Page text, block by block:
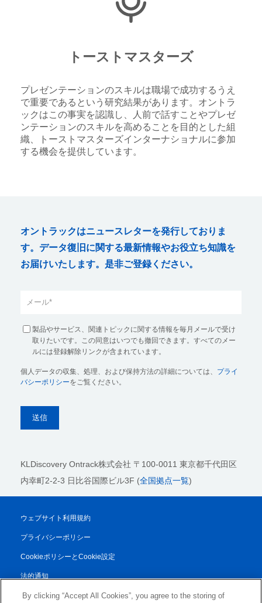
トーストマスターズ
プレゼンテーションのスキルは職場で成功するうえ
で重要であるという研究結果があります。オントラ
ックはこの事実を認識し、人前で話すことやプレゼ
ンテーションのスキルを高めることを目的とした組
織、トーストマスターズインターナショナルに参加
する機会を提供しています。
オントラックはニュースレターを発行しておりま
す。データ復旧に関する最新情報やお役立ち知識を
お届けいたします。是非ご登録ください。
製品やサービス、関連トピックに関する情報を毎月メールで受け
取りたいです。この同意はいつでも撤回できます。すべてのメー
ルには登録解除リンクが含まれています。
個人データの収集、処理、および保持方法の詳細については、 プライ
バシーポリシーをご覧ください。
KLDiscovery Ontrack株式会社 〒100-0011 東京都千代田区
内幸町2-2-3 日比谷国際ビル3F (全国拠点一覧)
ウェブサイト利用規約
プライバシーポリシー
CookieポリシーとCookie設定
法的通知
透明性レポート
By clicking “Accept All Cookies”, you agree to the storing of